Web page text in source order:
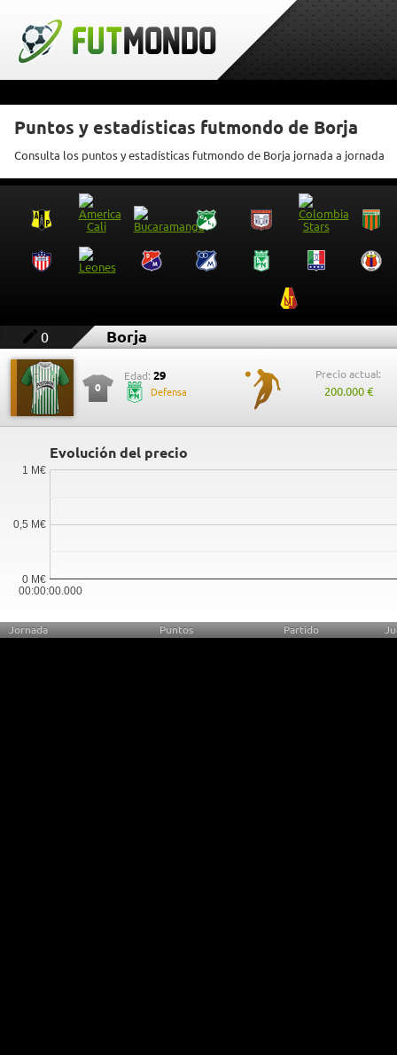
Puntos y estadísticas futmondo de Borja
Consulta los puntos y estadísticas futmondo de Borja jornada a jornada
0 Borja
0
Edad: 29
Defensa
Precio actual:
200.000 €
Evolución del precio
00:00:00.000
0 M€
0,5 M€
1 M€
Jornada Puntos Partido